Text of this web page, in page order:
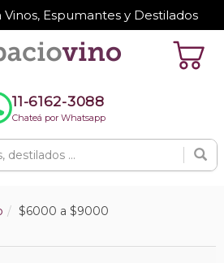
Vinos, Espumantes y Destilados
11-6162-3088
Chateá por Whatsapp
$6000 a $9000